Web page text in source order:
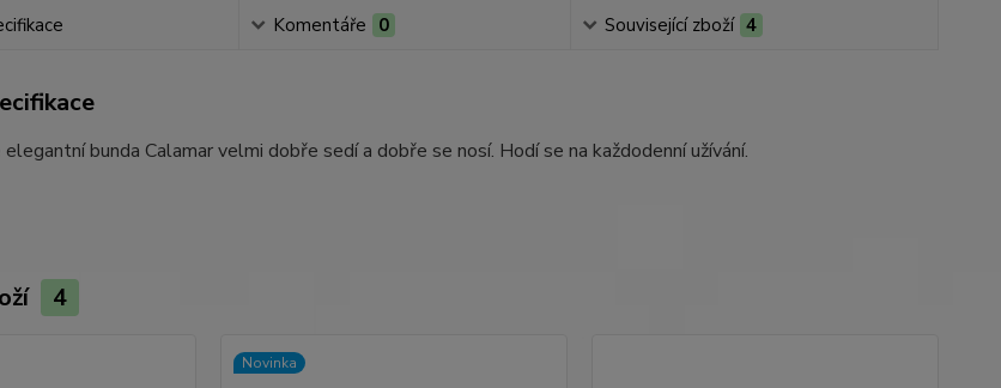
Komentáře 0 Související zboží 4
bunda Calamar velmi dobře sedí a dobře se nosí. Hodí se na každodenní užívání.
4
Novinka